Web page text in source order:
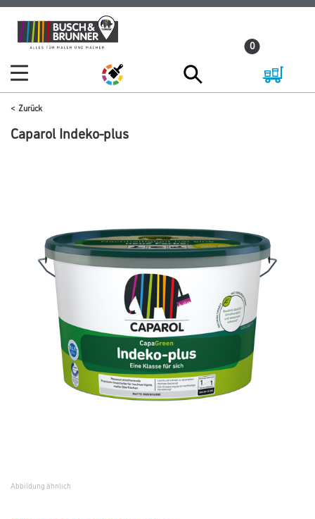
Zum
Inhalt
Zum
Navigationsmenü
0
Zurück
Caparol Indeko-plus
Abbildung ähnlich